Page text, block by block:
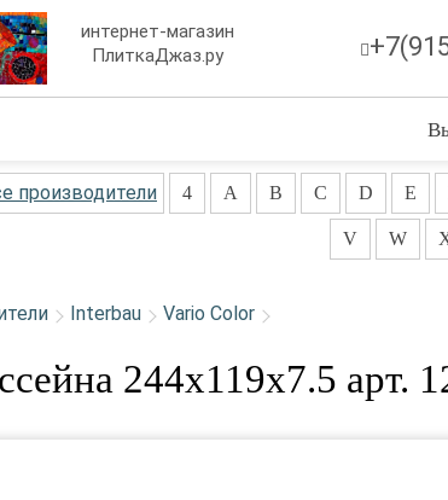
интернет-магазин
ПлиткаДжаз.ру
производители 4 A B C D E
V W
Interbau Vario Color
244x119x7.5 арт.